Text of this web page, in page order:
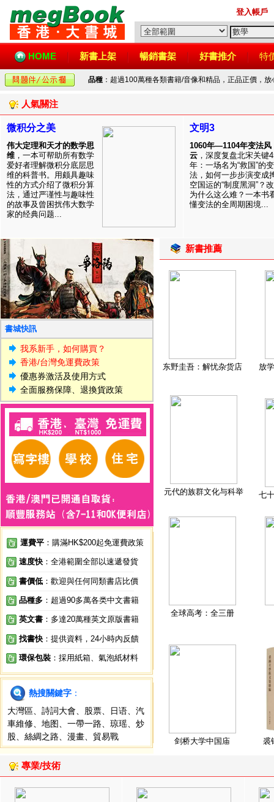
登入帳戶
HOME 新書上架 暢銷書架 好書推介 特
品種 ：超過100萬種各類書籍/音像和精品，正品正價，
人氣關注
微积分之美
伟大定理和天才的数学思
维 ，一本可帮助所有数学
爱好者理解微积分底层思
维的科普书。用颇具趣味
性的方式介绍了微积分算
法，通过严谨性与趣味性
的故事及曾困扰伟大数学
家的经典问题...
文明3
1060年—1104年变法风
云 ，深度复盘北宋关键
年：一场名为“救国”的变
法，如何一步步演变成
空国运的“制度黑洞”？
为什么这么难？一本书
懂变法的全周期困境...
書城快訊
我系新手，如何購買？
香港/台灣免運費政策
優惠券激活及使用方式
全面服務保障、退換貨政策
運費平 ：購滿HK$200起免運費政策
速度快 ：全港範圍全部以速遞發貨
書價低 ：歡迎與任何同類書店比價
品種多 ：超過90多萬各类中文書籍
英文書 ：多達20萬種英文原版書籍
找書快 ：提供資料，24小時內反饋
環保包裝 ：採用紙箱、氣泡紙材料
熱搜關鍵字 ：
大灣區
詩詞大會 股票 日语
汽
車維修
地图 一帶一路 琼瑶
炒
股
絲綢之路 漫畫 貿易戰
新書推薦
东野圭吾：解忧杂货店 放
元代的族群文化与科举 七
全球高考：全三册
剑桥大学中国庙 裘
專業/技術